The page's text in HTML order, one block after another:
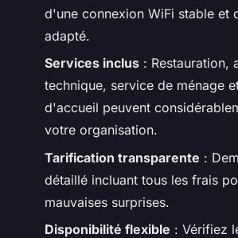
d'une connexion WiFi stable et
adapté.
Services inclus : Restauration,
technique, service de ménage
d'accueil peuvent
votre organisation.
Tarification transparente :
détaillé incluant tous les frais
mauvaises surprises.
Disponibilité flexible : Vérifiez